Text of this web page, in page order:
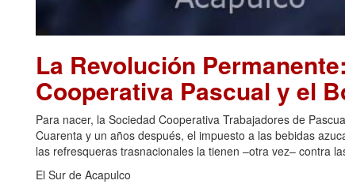
La Revolución
Cooperativa Pascual y el
Para nacer, la Sociedad Cooperativa Trabajadores de
Cuarenta y un años después, el impuesto a las bebidas
las refresqueras trasnacionales la tienen –otra vez– contra
El Sur de Acapulco